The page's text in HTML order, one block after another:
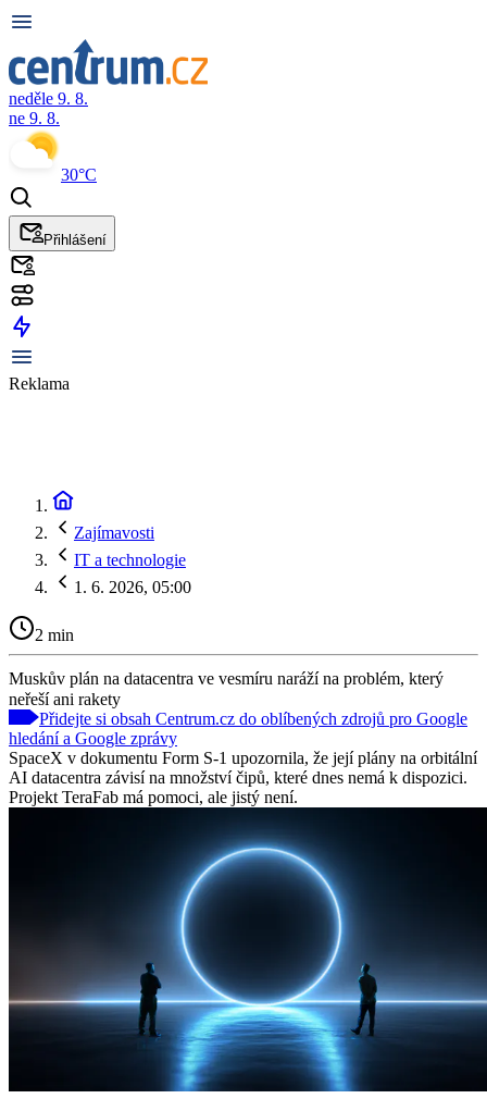
neděle 9. 8.
ne 9. 8.
30°C
Přihlášení
Reklama
Zajímavosti
IT a technologie
1. 6. 2026, 05:00
2 min
Muskův plán na datacentra ve vesmíru naráží na problém, který
neřeší ani rakety
Přidejte si obsah Centrum.cz do oblíbených zdrojů pro Google
hledání a Google zprávy
SpaceX v dokumentu Form S-1 upozornila, že její plány na orbitální
AI datacentra závisí na množství čipů, které dnes nemá k dispozici.
Projekt TeraFab má pomoci, ale jistý není.